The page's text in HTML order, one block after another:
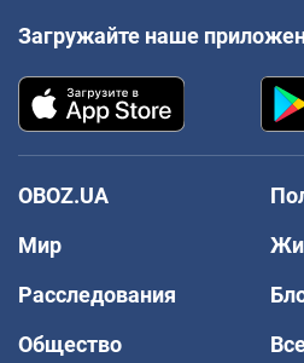
Загружайте наше
OBOZ.UA
Мир
Расследования
Общество